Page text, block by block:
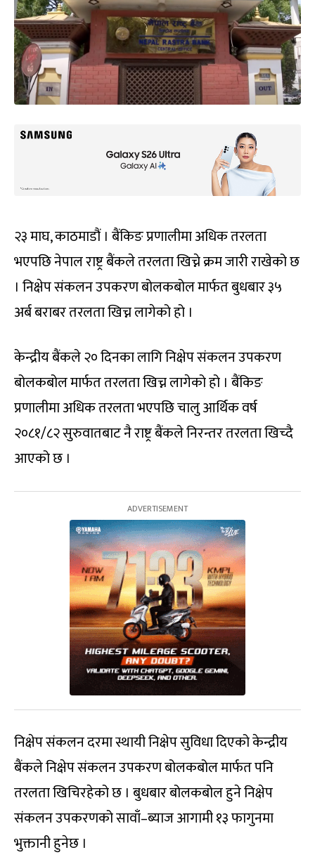
२३ माघ, काठमाडौं । बैंकिङ प्रणालीमा अधिक तरलता
भएपछि नेपाल राष्ट्र बैंकले तरलता खिच्ने क्रम जारी राखेको छ
। निक्षेप संकलन उपकरण बोलकबोल मार्फत बुधबार ३५
अर्ब बराबर तरलता खिच्न लागेको हो ।
केन्द्रीय बैंकले २० दिनका लागि निक्षेप संकलन उपकरण
बोलकबोल मार्फत तरलता खिच्न लागेको हो । बैंकिङ
प्रणालीमा अधिक तरलता भएपछि चालु आर्थिक वर्ष
२०८१/८२ सुरुवातबाट नै राष्ट्र बैंकले निरन्तर तरलता खिच्दै
आएको छ ।
निक्षेप संकलन दरमा स्थायी निक्षेप सुविधा दिएको केन्द्रीय
बैंकले निक्षेप संकलन उपकरण बोलकबोल मार्फत पनि
तरलता खिचिरहेको छ । बुधबार बोलकबोल हुने निक्षेप
संकलन उपकरणको सावाँ–ब्याज आगामी १३ फागुनमा
भुक्तानी हुनेछ ।